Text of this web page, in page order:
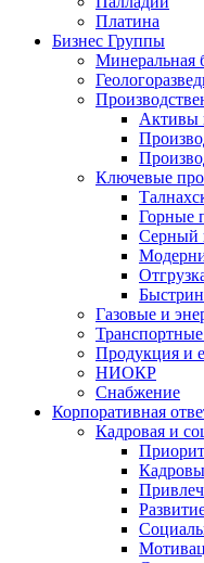
Платина
Бизнес Группы
Минеральная
Активы
Ключевые
Горные
Серный
Газовые и
Продукция и
НИОКР
Снабжение
Корпоративная
Кадровая и